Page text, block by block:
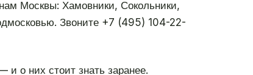
Москвы: Хамовники, Сокольники,
Звоните +7 (495) 104-22-
и о них стоит знать заранее.